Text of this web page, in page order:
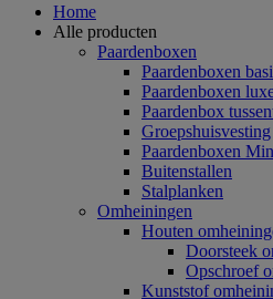
Home
Alle producten
Paardenboxen
Paardenboxen
Paardenboxen
Paardenbox
Groepshuisvesting
Paardenboxen
Buitenstallen
Stalplanken
Omheiningen
Houten
Doorsteek
Opschroef
Kunststof